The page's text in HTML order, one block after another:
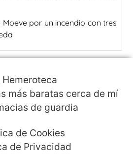
por un incendio con tres
más baratas cerca de mí
de guardia
de Cookies
de Privacidad